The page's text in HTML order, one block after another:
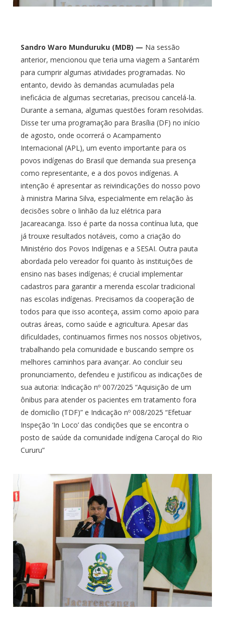
Sandro Waro Munduruku (MDB) — Na sessão
anterior, mencionou que teria uma viagem a Santarém
para cumprir algumas atividades programadas. No
entanto, devido às demandas acumuladas pela
ineficácia de algumas secretarias, precisou cancelá-la.
Durante a semana, algumas questões foram resolvidas.
Disse ter uma programação para Brasília (DF) no início
de agosto, onde ocorrerá o Acampamento
Internacional (APL), um evento importante para os
povos indígenas do Brasil que demanda sua presença
como representante, e a dos povos indígenas. A
intenção é apresentar as reivindicações do nosso povo
à ministra Marina Silva, especialmente em relação às
decisões sobre o linhão da luz elétrica para
Jacareacanga. Isso é parte da nossa contínua luta, que
já trouxe resultados notáveis, como a criação do
Ministério dos Povos Indígenas e a SESAI. Outra pauta
abordada pelo vereador foi quanto às instituições de
ensino nas bases indígenas; é crucial implementar
cadastros para garantir a merenda escolar tradicional
nas escolas indígenas. Precisamos da cooperação de
todos para que isso aconteça, assim como apoio para
outras áreas, como saúde e agricultura. Apesar das
dificuldades, continuamos firmes nos nossos objetivos,
trabalhando pela comunidade e buscando sempre os
melhores caminhos para avançar. Ao concluir seu
pronunciamento, defendeu e justificou as indicações de
sua autoria: Indicação nº 007/2025 “Aquisição de um
ônibus para atender os pacientes em tratamento fora
de domicílio (TDF)” e Indicação nº 008/2025 “Efetuar
Inspeção ‘In Loco’ das condições que se encontra o
posto de saúde da comunidade indígena Caroçal do Rio
Cururu”